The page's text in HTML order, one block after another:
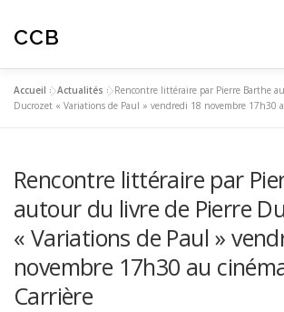
contenu
CCB
ACTUALITES CINÉ-CLUB
ARTICLES AVIS SPECTATEURS
EDUCATION À L’IMAGE
Accueil »Actualités »Rencontre littéraire par Pierre Barthe
Ducrozet « Variations de Paul » vendredi 18 novembre 17h30
Rencontre littéraire par
autour du livre de Pierre
« Variations de Paul »
novembre 17h30 au
Carrière